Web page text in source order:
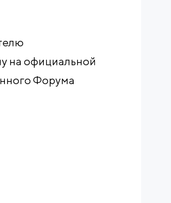
на официальной
Форума